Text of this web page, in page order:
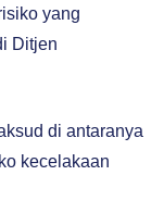
yang
Ditjen
di antaranya
kecelakaan